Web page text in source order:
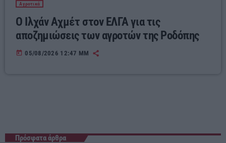
Αγροτικά
Ο Ιλχάν Αχμέτ στον ΕΛΓΑ για τις
αποζημιώσεις των αγροτών της Ροδόπης
today 05/08/2026 12:47 ΜΜ
Πρόσφατα άρθρα